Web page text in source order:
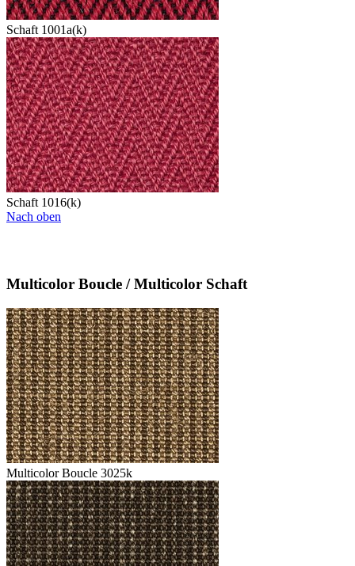
Schaft 1001a(k)
Schaft 1016(k)
Nach oben
Multicolor Boucle / Multicolor Schaft
Multicolor Boucle 3025k